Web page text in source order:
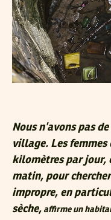
Nous n’avons pas
village. Les femmes
kilomètres par jour,
matin, pour
impropre, en
sèche, affirme un